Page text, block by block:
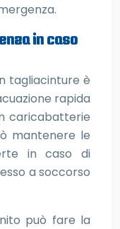
in caso
tagliacinture è
rapida
caricabatterie
mantenere le
in caso di
a soccorso
può fare la